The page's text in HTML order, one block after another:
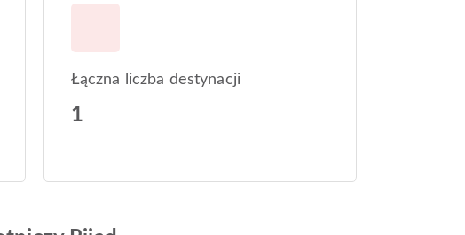
Łączna liczba destynacji
1